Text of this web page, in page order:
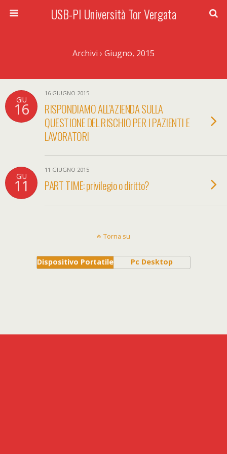
USB-PI Università Tor Vergata
Archivi › Giugno, 2015
GIU
16
16 GIUGNO 2015
RISPONDIAMO ALL’AZIENDA SULLA
QUESTIONE DEL RISCHIO PER I PAZIENTI E
LAVORATORI
GIU
11
11 GIUGNO 2015
PART TIME: privilegio o diritto?
Torna su
Dispositivo Portatile Pc Desktop